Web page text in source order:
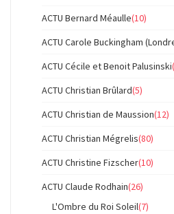
ACTU Bernard Méaulle(10)
ACTU Carole Buckingham
ACTU Cécile et Benoit Palusinski
ACTU Christian Brûlard(5)
ACTU Christian de Maussion(12)
ACTU Christian Mégrelis(80)
ACTU Christine Fizscher(10)
ACTU Claude Rodhain(26)
L'Ombre du Roi Soleil(7)